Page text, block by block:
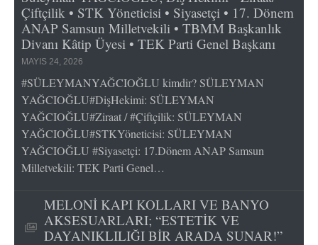
Çiftçilik • STK Yöneticisi • Siyasetçi • 17. Dönem
ANAP Samsun Milletvekili • TBMM Başkanlık
Divanı Kâtip Üyesi • TEK Parti Genel Başkanı
MAYIS 24, 2026
#SÜLEYMANYAĞCIOĞLU kimdir? SÜLEYMAN
YAĞCIOĞLU#DişHekimi: SÜLEYMAN
YAĞCIOĞLU#Ziraat / #Çiftçilik: SÜLEYMAN
YAĞCIOĞLU#STKYöneticisi: SÜLEYMAN
YAĞCIOĞLU #Siyasetçi: 17.Dönem ANAP Samsun
Milletvekili: TEK Parti Genel…
MELONİ KAPI KOLLARI VE BANYO
AKSESUARLARI; “ESTETİK VE
DAYANIKLILIĞI BİR ARADA SUNAR!”